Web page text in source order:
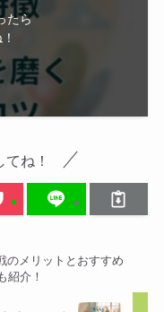
たら
ね！
のメリットとおすすめ
紹介！